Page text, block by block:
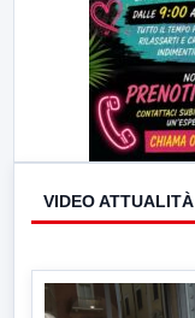
VIDEO ATTUALITÀ